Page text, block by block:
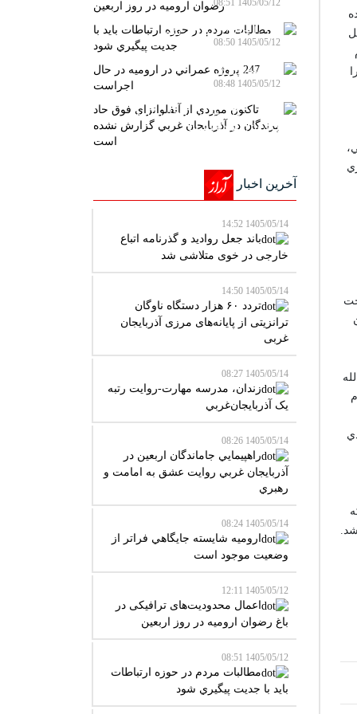
1405/05/12 08:51
مطالبات مردم در حوزه ارتباطات
بايد با جديت پيگيري شود
1405/05/12 08:50
247 پروژه عمراني در اروميه در
حال اجراست
1405/05/12 08:48
حاد پرندگان در آذربايجان غربي
گزارش نشده است
آخرین اخبار
1405/05/14 14:52
باند جعل روادید و گذرنامه اتباع
خارجی در خوی متلاشی شد
1405/05/14 14:50
تردد ۶۰ هزار دستگاه ناوگان
ترانزیتی از پایانه‌های مرزی آذربایجان
‌غربی
1405/05/14 08:27
زندان، مدرسه مهارت-روايت رتبه
يک آذربايجان‌غربي
1405/05/14 08:26
راهپيمايي جاماندگان اربعين در
آذربايجان غربي روايت عشق به امامت و
رهبري
1405/05/14 08:24
اروميه شايسته جايگاهي فراتر از
وضعيت موجود است
1405/05/12 12:11
اعمال محدودیت‌های ترافیکی در
باغ رضوان ارومیه در روز اربعین
1405/05/12 08:51
مطالبات مردم در حوزه ارتباطات
بايد با جديت پيگيري شود